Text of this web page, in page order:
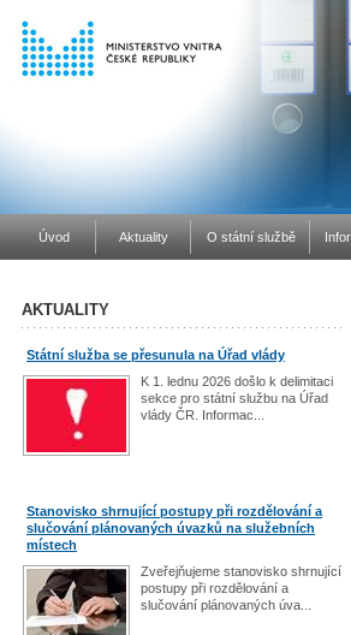
Úvod Aktuality O státní službě
AKTUALITY
Státní služba se přesunula na Úřad vlády
K 1. lednu 2026 došlo k delimitaci
sekce pro státní službu na Úřad
vlády ČR. Informac...
Stanovisko shrnující postupy při rozdělování a
slučování plánovaných úvazků na služebních
místech
Zveřejňujeme stanovisko shrnující
postupy při rozdělování a
slučování plánovaných úva...